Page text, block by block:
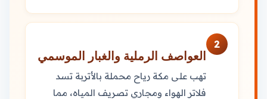
2
العواصف الرملية والغبار الموسمي
تهب على مكة رياح محملة بالأتربة تسد
فلاتر الهواء ومجاري تصريف المياه، مما